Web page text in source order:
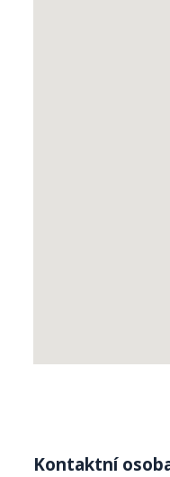
Kontaktní